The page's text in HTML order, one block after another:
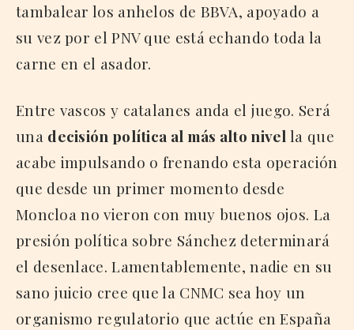
tambalear los anhelos de BBVA, apoyado a
su vez por el PNV que está echando toda la
carne en el asador.
Entre vascos y catalanes anda el juego. Será
una decisión política al más alto nivel la que
acabe impulsando o frenando esta operación
que desde un primer momento desde
Moncloa no vieron con muy buenos ojos. La
presión política sobre Sánchez determinará
el desenlace. Lamentablemente, nadie en su
sano juicio cree que la CNMC sea hoy un
organismo regulatorio que actúe en España